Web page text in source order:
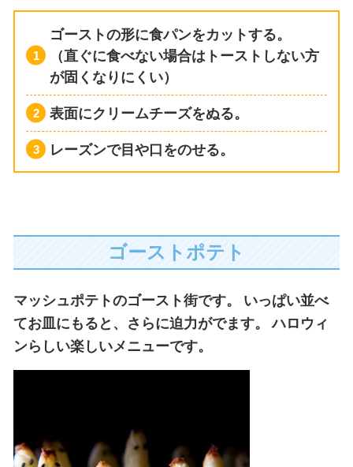
ゴーストの形に食パンをカットする。
（直ぐに食べない場合はトーストしない方
が固くなりにくい）
表面にクリームチーズをぬる。
レーズンで目や口をのせる。
ゴーストポテト
マッシュポテトのゴースト街です。
いっぱい並べ
てお皿にもると、さらに迫力がでます。
ハロウィ
ンらしい楽しいメニューです。